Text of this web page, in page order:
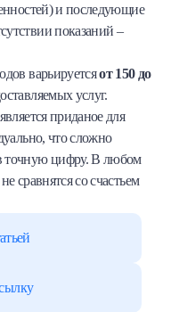
и последующие
показаний –
варьируетсяот 150 до
услуг.
приданое для
что сложно
точную цифру. В любом
сравнятся со счастьем